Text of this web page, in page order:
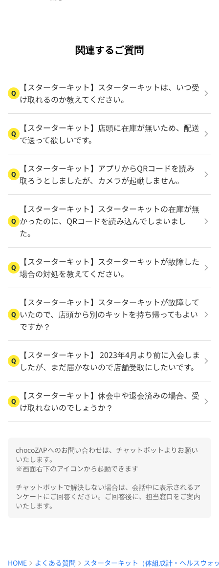
関連するご質問
Q
【スターターキット】スターターキットは、いつ受
け取れるのか教えてください。
Q
【スターターキット】店頭に在庫が無いため、配送
で送って欲しいです。
Q
【スターターキット】アプリからQRコードを読み
取ろうとしましたが、カメラが起動しません。
Q
【スターターキット】スターターキットの在庫が無
かったのに、QRコードを読み込んでしまいまし
た。
Q
【スターターキット】スターターキットが故障した
場合の対処を教えてください。
Q
【スターターキット】スターターキットが故障して
いたので、店頭から別のキットを持ち帰ってもよい
ですか？
Q
【スターターキット】 2023年4月より前に入会しま
したが、まだ届かないので店舗受取にしたいです。
Q
【スターターキット】休会中や退会済みの場合、受
け取れないのでしょうか？
chocoZAPへのお問い合わせは、チャットボットよりお願い
いたします。
※画面右下のアイコンから起動できます
チャットボットで解決しない場合は、会話中に表示されるア
ンケートにご回答ください。ご回答後に、担当窓口をご案内
いたします。
HOME よくある質問 スターターキット（体組成計・ヘルスウォ